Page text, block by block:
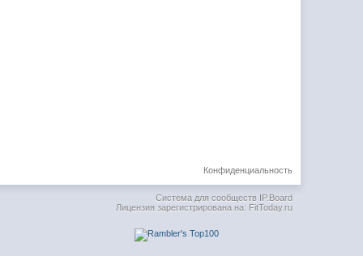
Конфиденциальность
Система для сообществ IP.Board
Лицензия зарегистрирована на: FitToday.ru